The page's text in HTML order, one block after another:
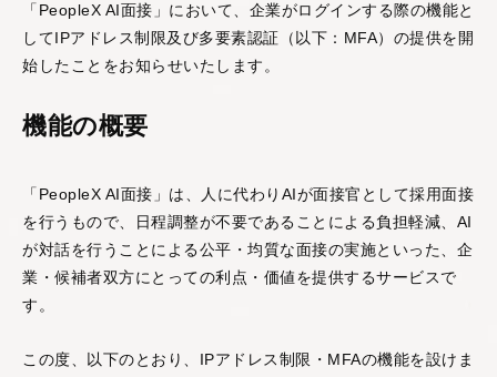
できる「対話型AIロー
プレ」です。
化する「対話型AI面
談」です。
評価支援AIシリーズ
AIとの対話を通じて、
ることで、個人・企業
「PeopleX AI面接」において、企業がログインする際の機能と
してIPアドレス制限及び多要素認証（以下：MFA）の提供を開
始したことをお知らせいたします。
機能の概要
「PeopleX AI面接」は、人に代わりAIが面接官として採用面接
を行うもので、日程調整が不要であることによる負担軽減、AI
が対話を行うことによる公平・均質な面接の実施といった、企
業・候補者双方にとっての利点・価値を提供するサービスで
す。
この度、以下のとおり、IPアドレス制限・MFAの機能を設けま